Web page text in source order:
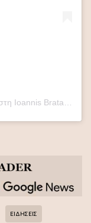
ΕΙΔΗΣΕΙΣ